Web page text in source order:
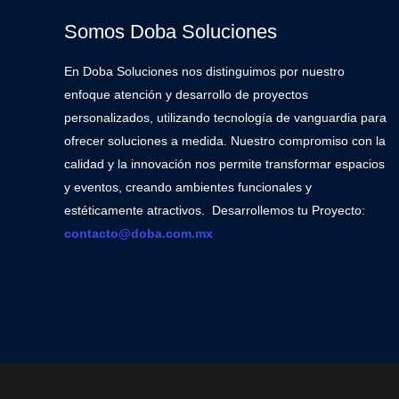
Somos Doba Soluciones
En Doba Soluciones nos distinguimos por nuestro
enfoque atención y desarrollo de proyectos
personalizados, utilizando tecnología de vanguardia para
ofrecer soluciones a medida. Nuestro compromiso con la
calidad y la innovación nos permite transformar espacios
y eventos, creando ambientes funcionales y
estéticamente atractivos. Desarrollemos tu Proyecto:
contacto@doba.com.mx